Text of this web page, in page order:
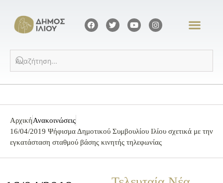
ΑρχικήΑνακοινώσεις
16/04/2019 Ψήφισμα Δημοτικού Συμβουλίου Ιλίου σχετικά με την
εγκατάσταση σταθμού βάσης κινητής τηλεφωνίας